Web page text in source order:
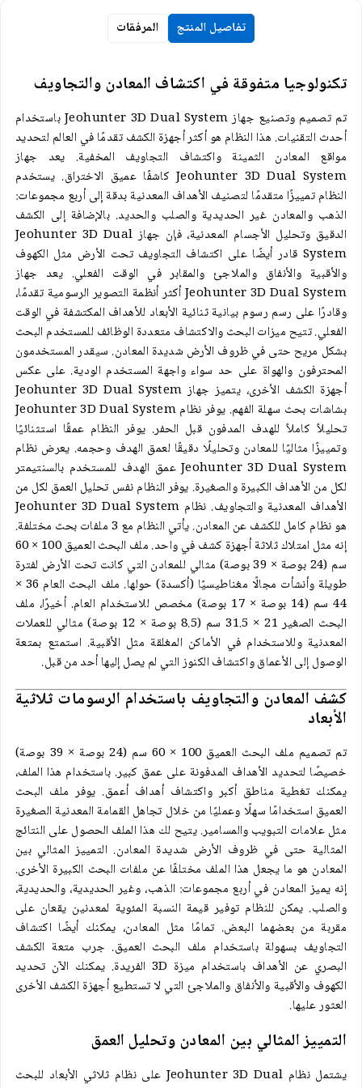
تفاصيل المنتج المرفقات
تكنولوجيا متفوقة في اكتشاف المعادن والتجاويف
تم تصميم وتصنيع جهاز Jeohunter 3D Dual System باستخدام
أحدث التقنيات. هذا النظام هو أكثر أجهزة الكشف تقدمًا في العالم لتحديد
مواقع المعادن الثمينة واكتشاف التجاويف المخفية. يعد جهاز
Jeohunter 3D Dual System كاشفًا عميق الاختراق. يستخدم
النظام تمييزًا متقدمًا لتصنيف الأهداف المعدنية بدقة إلى أربع مجموعات:
الذهب والمعادن غير الحديدية والصلب والحديد. بالإضافة إلى الكشف
الدقيق وتحليل الأجسام المعدنية، فإن جهاز Jeohunter 3D Dual
System قادر أيضًا على اكتشاف التجاويف تحت الأرض مثل الكهوف
والأقبية والأنفاق والملاجئ والمقابر في الوقت الفعلي. يعد جهاز
Jeohunter 3D Dual System أكثر أنظمة التصوير الرسومية تقدمًا،
وقادرًا على رسم رسوم بيانية ثنائية الأبعاد للأهداف المكتشفة في الوقت
الفعلي. تتيح ميزات البحث والاكتشاف متعددة الوظائف للمستخدم البحث
بشكل مريح حتى في ظروف الأرض شديدة المعادن. سيقدر المستخدمون
المحترفون والهواة على حد سواء واجهة المستخدم الودية. على عكس
أجهزة الكشف الأخرى، يتميز جهاز Jeohunter 3D Dual System
بشاشات بحث سهلة الفهم. يوفر نظام Jeohunter 3D Dual System
تحليلاً كاملاً للهدف المدفون قبل الحفر. يوفر النظام عمقًا استثنائيًا
وتمييزًا مثاليًا للمعادن وتحليلًا دقيقًا لعمق الهدف وحجمه. يعرض نظام
Jeohunter 3D Dual System عمق الهدف للمستخدم بالسنتيمتر
لكل من الأهداف الكبيرة والصغيرة. يوفر النظام نفس تحليل العمق لكل من
الأهداف المعدنية والتجاويف. نظام Jeohunter 3D Dual System
هو نظام كامل للكشف عن المعادن. يأتي النظام مع 3 ملفات بحث مختلفة.
إنه مثل امتلاك ثلاثة أجهزة كشف في واحد. ملف البحث العميق 100 × 60
سم (24 بوصة × 39 بوصة) مثالي للمعادن التي كانت تحت الأرض لفترة
طويلة وأنشأت مجالًا مغناطيسيًا (أكسدة) حولها. ملف البحث العام 36 ×
44 سم (14 بوصة × 17 بوصة) مخصص للاستخدام العام. أخيرًا، ملف
البحث الصغير 21 × 31.5 سم (8.5 بوصة × 12 بوصة) مثالي للعملات
المعدنية وللاستخدام في الأماكن المغلقة مثل الأقبية. استمتع بمتعة
الوصول إلى الأعماق واكتشاف الكنوز التي لم يصل إليها أحد من قبل.
كشف المعادن والتجاويف باستخدام الرسومات ثلاثية
الأبعاد
تم تصميم ملف البحث العميق 100 × 60 سم (24 بوصة × 39 بوصة)
خصيصًا لتحديد الأهداف المدفونة على عمق كبير. باستخدام هذا الملف،
يمكنك تغطية مناطق أكبر واكتشاف أهداف أعمق. يوفر ملف البحث
العميق استخدامًا سهلًا وعمليًا من خلال تجاهل القمامة المعدنية الصغيرة
مثل علامات التبويب والمسامير. يتيح لك هذا الملف الحصول على النتائج
المثالية حتى في ظروف الأرض شديدة المعادن. التمييز المثالي بين
المعادن هو ما يجعل هذا الملف مختلفًا عن ملفات البحث الكبيرة الأخرى.
إنه يميز المعادن في أربع مجموعات: الذهب، وغير الحديدية، والحديدية،
والصلب. يمكن للنظام توفير قيمة النسبة المئوية لمعدنين يقعان على
مقربة من بعضهما البعض. تمامًا مثل المعادن، يمكنك أيضًا اكتشاف
التجاويف بسهولة باستخدام ملف البحث العميق. جرب متعة الكشف
البصري عن الأهداف باستخدام ميزة 3D الفريدة. يمكنك الآن تحديد
الكهوف والأقبية والأنفاق والملاجئ التي لا تستطيع أجهزة الكشف الأخرى
العثور عليها.
التمييز المثالي بين المعادن وتحليل العمق
يشتمل نظام Jeohunter 3D Dual على نظام ثلاثي الأبعاد للبحث